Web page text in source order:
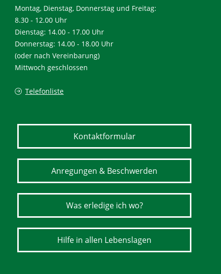
Montag, Dienstag, Donnerstag und Freitag:
8.30 - 12.00 Uhr
Dienstag: 14.00 - 17.00 Uhr
Donnerstag: 14.00 - 18.00 Uhr
(oder nach Vereinbarung)
Mittwoch geschlossen
Telefonliste
Kontaktformular
Anregungen & Beschwerden
Was erledige ich wo?
Hilfe in allen Lebenslagen